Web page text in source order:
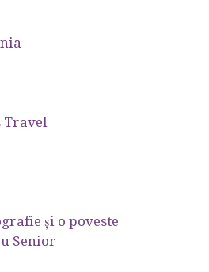
Travel
şi o poveste
Senior